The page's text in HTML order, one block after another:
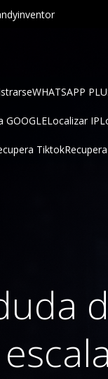
WHATSAPP
GOOGLELocalizar IP
Tiktok